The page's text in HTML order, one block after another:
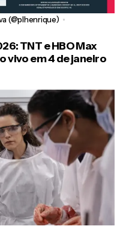
(@plhenrique)
TNT e HBO Max
vivo em 4 de janeiro